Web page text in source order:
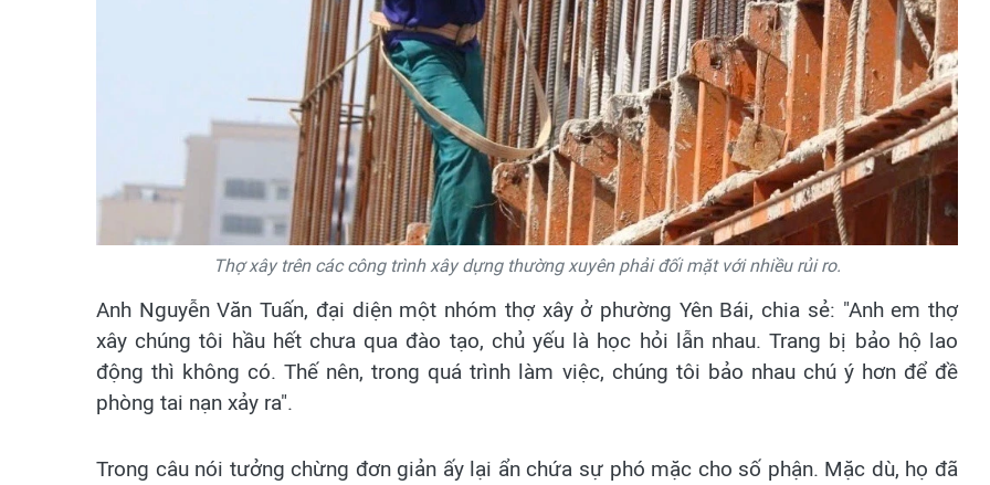
Thợ xây trên các công trình xây dựng thường xuyên phải đối mặt với nhiều rủi ro.
Anh Nguyễn Văn Tuấn, đại diện một nhóm thợ xây ở phường Yên Bái, chia sẻ: "Anh em thợ
xây chúng tôi hầu hết chưa qua đào tạo, chủ yếu là học hỏi lẫn nhau. Trang bị bảo hộ lao
động thì không có. Thế nên, trong quá trình làm việc, chúng tôi bảo nhau chú ý hơn để đề
phòng tai nạn xảy ra".
Trong câu nói tưởng chừng đơn giản ấy lại ẩn chứa sự phó mặc cho số phận. Mặc dù, họ đã